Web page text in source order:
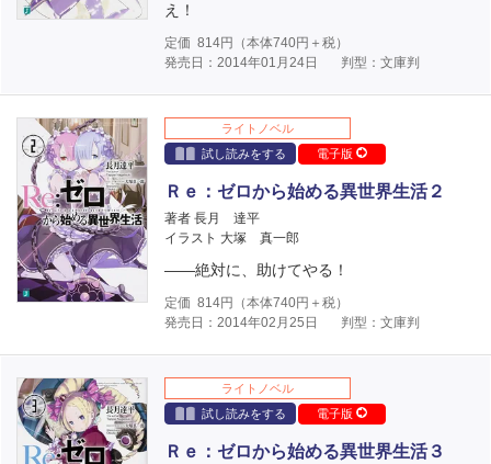
え！
定価 814円（本体740円＋税）
発売日：2014年01月24日
判型：文庫判
ライトノベル
試し読みをする
電子版
Ｒｅ：ゼロから始める異世界生活２
著者 長月 達平
イラスト 大塚 真一郎
――絶対に、助けてやる！
定価 814円（本体740円＋税）
発売日：2014年02月25日
判型：文庫判
ライトノベル
試し読みをする
電子版
Ｒｅ：ゼロから始める異世界生活３